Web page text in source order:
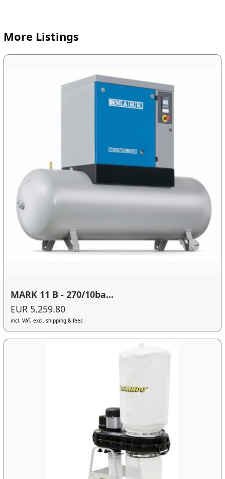
More Listings
MARK 11 B - 270/10ba...
EUR 5,259.80
incl. VAT, excl. shipping & fees